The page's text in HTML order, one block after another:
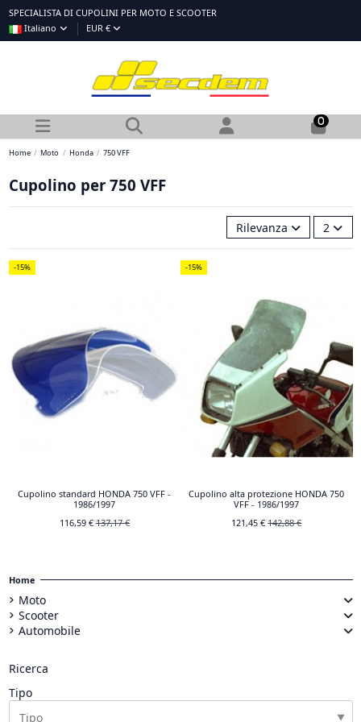
SPECIALISTA DI CUPOLINI PER MOTO E SCOOTER
Italiano
EUR €
0
Home Moto Honda 750 VFF
Cupolino per 750 VFF
Rilevanza 2
-15%
Cupolino standard HONDA 750 VFF -
1986/1997
116,59 €137,17 €
-15%
Cupolino alta protezione HONDA 750
VFF - 1986/1997
121,45 €142,88 €
Home
Moto
Scooter
Automobile
Ricerca
Tipo
▼